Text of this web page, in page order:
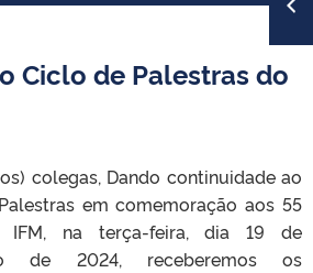
Ciclo de Palestras do
colegas, Dando continuidade ao
em comemoração aos 55
IFM, na terça-feira, dia 19 de
de 2024, receberemos os